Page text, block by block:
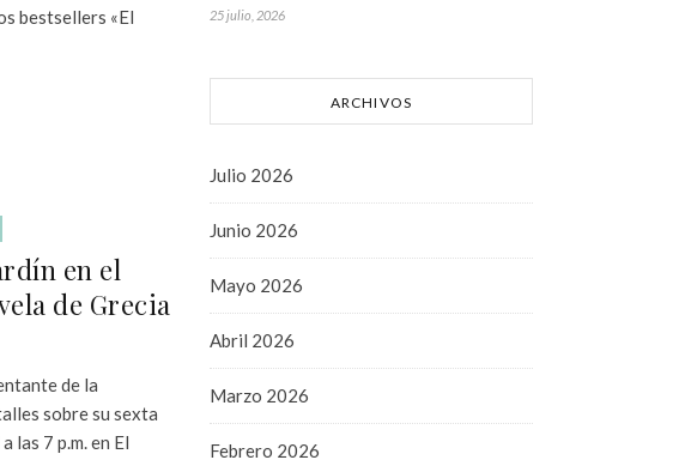
bestsellers «El
en el
de Grecia
de la
sobre su sexta
las 7 p.m. en El
25 julio, 2026
ARCHIVOS
Julio 2026
Junio 2026
Mayo 2026
Abril 2026
Marzo 2026
Febrero 2026